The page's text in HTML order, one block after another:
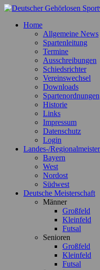
Zum
springen
Deutscher Gehörlosen
Offizielle Webseite der Sparte
Home
Allgemeine News
Spartenleitung
Termine
Ausschreibungen
Schiedsrichter
Vereinswechsel
Downloads
Spartenordnungen
Historie
Links
Impressum
Datenschutz
Login
Landes-/
Bayern
West
Nordost
Südwest
Deutsche Meisterschaft
Männer
Großfeld
Kleinfeld
Futsal
Senioren
Großfeld
Kleinfeld
Futsal